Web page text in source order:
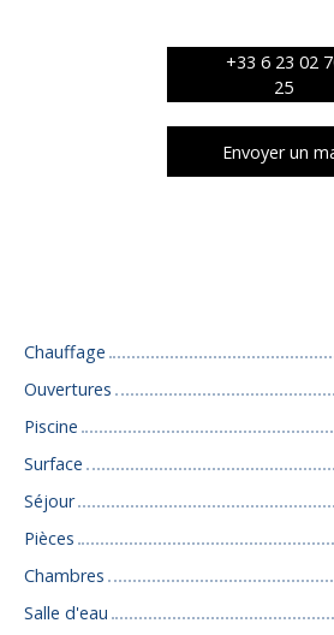
+33 6 23 02
25
Envoyer un
Chauffage
Ouvertures
Piscine
Surface
Séjour
Pièces
Chambres
Salle d'eau